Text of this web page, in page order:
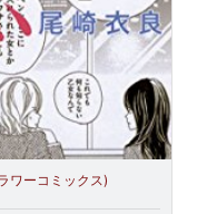
ワーコミックス)